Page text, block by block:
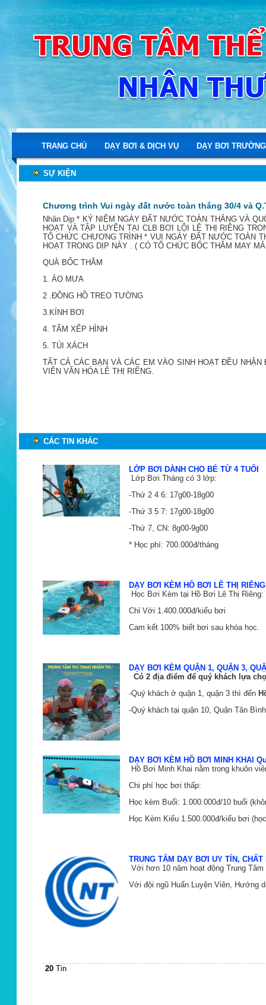
TRANG CHỦ DẠY BƠI & DỊCH VỤ DẠY BƠI
SỰ KIỆN
Chương trình Vui ngày đất nước toàn thắng 30/4 và
Nhân Dịp * KỶ NIỆM NGÀY ĐẤT NƯỚC TOÀN THẮNG VÀ
HOẠT VÀ TẬP LUYỆN TẠI CLB BƠI LỘI LÊ THỊ RIÊNG
TỔ CHỨC CHƯƠNG TRÌNH * VUI NGÀY ĐẤT NƯỚC TOÀN
HOẠT TRONG DỊP NÀY . ( CÓ TỔ CHỨC BỐC THĂM MAY
QUÀ BỐC THĂM
1. ÁO MƯA
2 .ĐỒNG HỒ TREO TƯỜNG
3.KÍNH BƠI
4. TẤM XẾP HÌNH
5. TÚI XÁCH
TẤT CẢ CÁC BẠN VÀ CÁC EM VÀO SINH HOẠT ĐỀU
VIÊN VĂN HÓA LÊ THỊ RIÊNG.
CÁC TIN KHÁC
LỚP BƠI DÀNH CHO BÉ TỪ 4 TUỔI
Lớp Bơi Tháng có 3 lớp:
-Thứ 2 4 6: 17g00-18g00
-Thứ 3 5 7: 17g00-18g00
-Thứ 7, CN: 8g00-9g00
* Học phí: 700.000đ/tháng
DẠY BƠI KÈM HỒ BƠI LÊ THỊ
Học Bơi Kèm tại Hồ Bơi Lê Thị
Chỉ Với 1.400.000đ/kiểu bơi
Cam kết 100% biết bơi sau khóa học.
DẠY BƠI KÈM QUẬN 1, QUẬN 3,
Có 2 địa điểm để quý khách lựa
-Quý khách ở quận 1, quận 3 thì đến
-Quý khách tại quận 10, Quận Tân
DẠY BƠI KÈM HỒ BƠI MINH KHAI
Hồ Bơi Minh Khai nằm trong khuôn
Chi phí học bơi thấp:
Học kèm Buổi: 1.000.000đ/10 buổi
Học Kèm Kiểu 1.500.000đ/kiểu bơi
TRUNG TÂM DẠY BƠI UY TÍN,
Với hơn 10 năm hoạt động Trung
Với đội ngũ Huấn Luyện Viên, Hướng
20 Tin